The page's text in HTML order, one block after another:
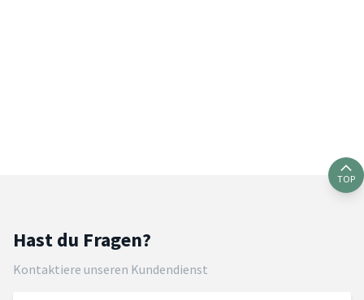
TOP
Hast du Fragen?
Kontaktiere unseren Kundendienst